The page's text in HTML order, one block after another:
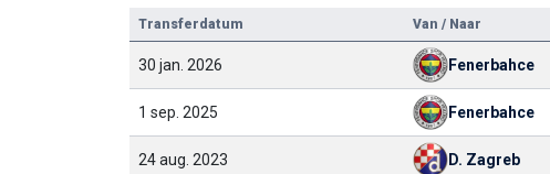
Transferdatum Van / Naar
30 jan. 2026 Fenerbahce
1 sep. 2025 Fenerbahce
24 aug. 2023 D. Zagreb